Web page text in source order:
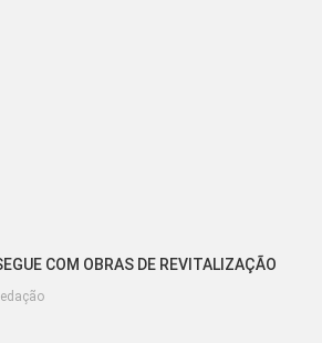
COM OBRAS DE REVITALIZAÇÃO